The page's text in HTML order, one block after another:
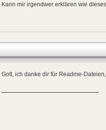
Kann mir irgendwer erklären wie
Gott, ich danke dir für Readme-